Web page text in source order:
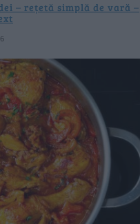
– rețetă simplă de vară –